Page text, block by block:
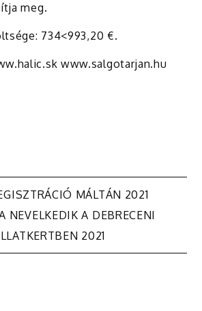
meg.
734<993,20 €.
www.salgotarjan.hu
MÁLTÁN 2021
NEVELKEDIK A DEBRECENI
2021